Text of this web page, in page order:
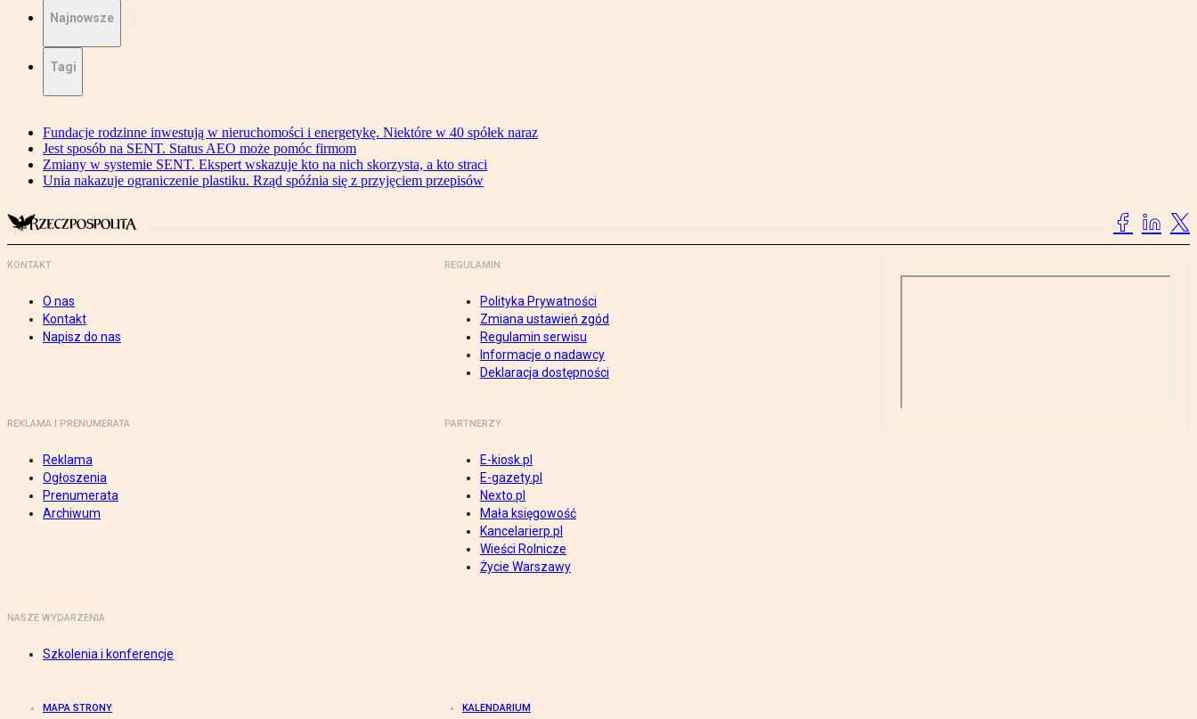
Najnowsze
Tagi
Fundacje rodzinne inwestują w nieruchomości i energetykę. Niektóre w 40 spółek naraz
Jest sposób na SENT. Status AEO może pomóc firmom
Zmiany w systemie SENT. Ekspert wskazuje kto na nich skorzysta, a kto straci
Unia nakazuje ograniczenie plastiku. Rząd spóźnia się z przyjęciem przepisów
KONTAKT
O nas
Kontakt
Napisz do nas
REGULAMIN
Polityka Prywatności
Zmiana ustawień zgód
Regulamin serwisu
Informacje o nadawcy
Deklaracja dostępności
REKLAMA I PRENUMERATA
Reklama
Ogłoszenia
Prenumerata
Archiwum
PARTNERZY
E-kiosk.pl
E-gazety.pl
Nexto.pl
Mała księgowość
Kancelarierp.pl
Wieści Rolnicze
Życie Warszawy
NASZE WYDARZENIA
Szkolenia i konferencje
MAPA STRONY KALENDARIUM